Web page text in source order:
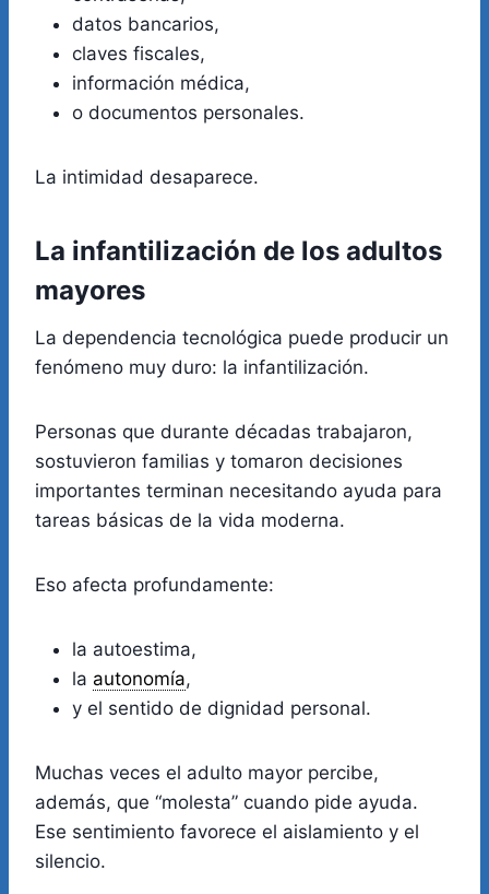
datos bancarios,
claves fiscales,
información médica,
o documentos personales.
La intimidad desaparece.
La infantilización de los adultos
mayores
La dependencia tecnológica puede producir un
fenómeno muy duro: la infantilización.
Personas que durante décadas trabajaron,
sostuvieron familias y tomaron decisiones
importantes terminan necesitando ayuda para
tareas básicas de la vida moderna.
Eso afecta profundamente:
la autoestima,
la autonomía,
y el sentido de dignidad personal.
Muchas veces el adulto mayor percibe,
además, que “molesta” cuando pide ayuda.
Ese sentimiento favorece el aislamiento y el
silencio.